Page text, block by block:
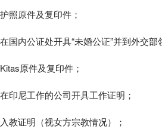
照原件及复印件；
国内公证处开具“未婚公证”并到外交
原件及复印件；
印尼工作的公司开具工作证明；
教证明（视女方宗教情况）；